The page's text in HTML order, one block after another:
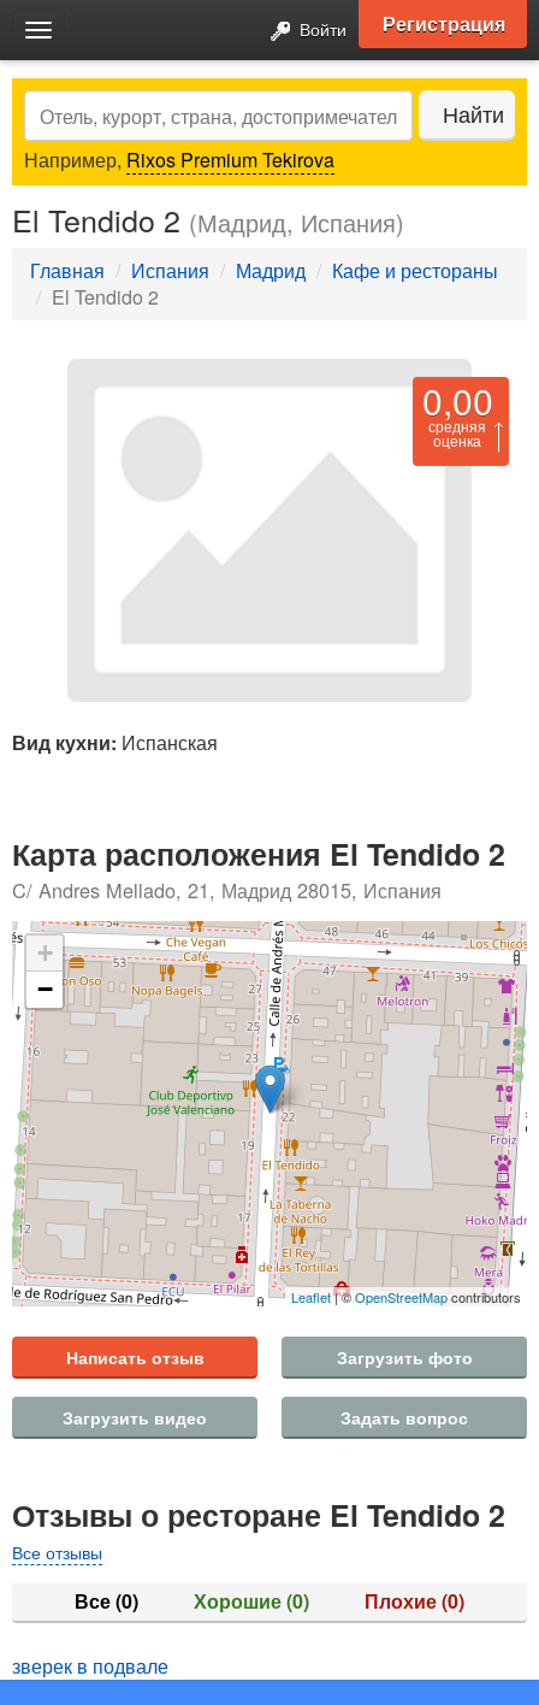
Toggle
navigation
Войти Регистрация
Search Найти
Например, Rixos Premium Tekirova
El Tendido 2 (Мадрид, Испания)
Главная Испания Мадрид
Кафе и рестораны
El Tendido 2
0,00
средняя
оценка
Вид кухни: Испанская
Карта расположения El Tendido 2
C/ Andres Mellado, 21, Мадрид 28015, Испания
+
−
Leaflet| ©OpenStreetMapcontributors
Написать отзыв Загрузить фото
Загрузить видео Задать вопрос
Отзывы о ресторане El Tendido 2
Все отзывы
Все(0) Хорошие(0) Плохие(0)
зверек в подвале